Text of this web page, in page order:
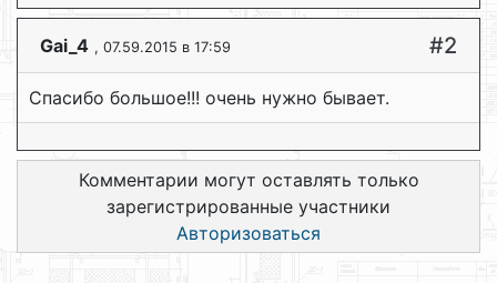
Gai_4 , 07.59.2015 в 17:59 #2
Спасибо большое!!! очень нужно бывает.
Комментарии могут оставлять только
зарегистрированные участники
Авторизоваться